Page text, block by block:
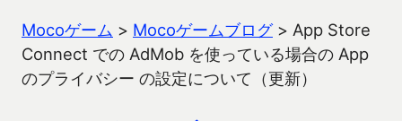
Mocoゲーム > Mocoゲームブログ> App Store
Connect での AdMob を使っている場合の App
のプライバシー の設定について（更新）